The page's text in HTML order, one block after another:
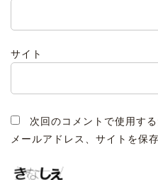
サイト
次回のコメントで使用す
メールアドレス、サイトを保存